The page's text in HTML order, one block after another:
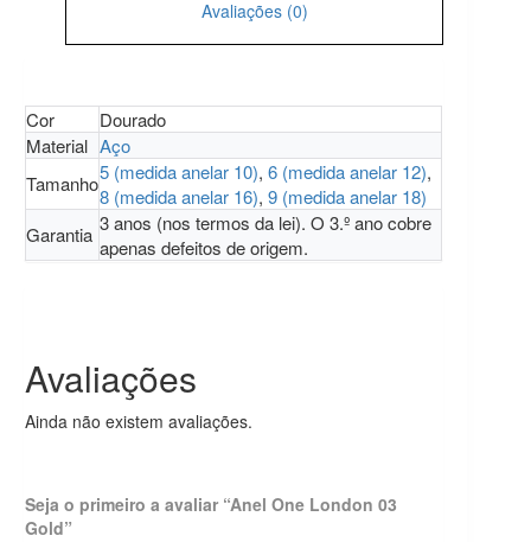
Avaliações (0)
Cor
Dourado
Material Aço
Tamanho5 (medida anelar 10), 6 (medida anelar 12),
8 (medida anelar 16), 9 (medida anelar 18)
Garantia 3 anos (nos termos da lei). O 3.º ano cobre
apenas defeitos de origem.
Avaliações
Ainda não existem avaliações.
Seja o primeiro a avaliar “Anel One London 03
Gold”